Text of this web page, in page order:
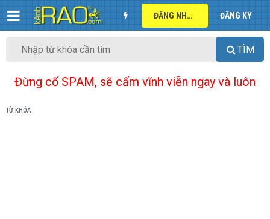
ĐĂNG NHẬP ĐĂNG KÝ
TÌM
Đừng cố SPAM, sẽ cấm vĩnh viễn ngay và luôn
TỪ KHÓA